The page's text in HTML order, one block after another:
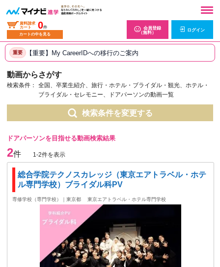
資料請求
カート
0件
カートの中を見る
会員登録
（無料）
ログイン
重要 【重要】My CareerIDへの移行のご案内
動画からさがす
検索条件：
全国、卒業生紹介、旅行・ホテル・ブライダル・観光、ホテル・
ブライダル・セレモニー、ドアパーソンの動画一覧
検索条件を変更する
ドアパーソンを目指せる動画検索結果
2件 1-2件を表示
総合学院テクノスカレッジ（東京エアトラベル・ホテ
ル専門学校）ブライダル科PV
専修学校（専門学校）｜東京都 東京エアトラベル・ホテル専門学校